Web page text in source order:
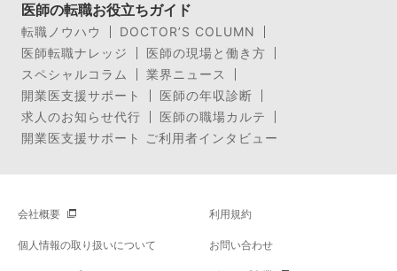
医師の転職お役立ちガイド
転職ノウハウ
DOCTOR’S COLUMN
医師転職ナレッジ
医師の現場と働き方
スペシャルコラム
業界ニュース
開業医支援サポート
医師の年収診断
求人のお知らせ代行
医師の職場カルテ
開業医支援サポート ご利用者インタビュー
会社概要 利用規約
個人情報の取り扱いについて お問い合わせ